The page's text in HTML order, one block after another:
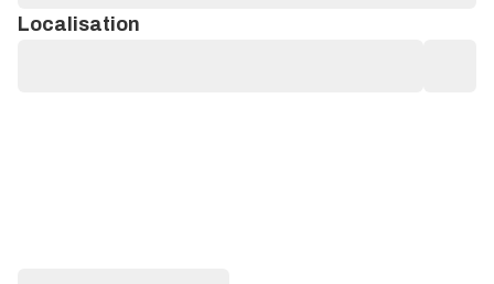
Localisation